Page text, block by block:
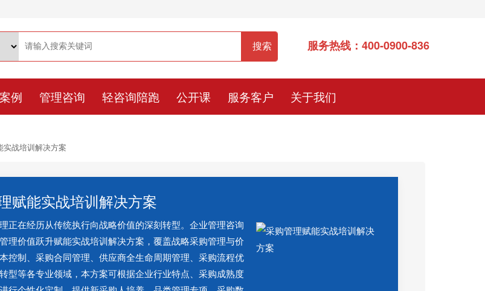
服务热线：400-0900-836
例 管理咨询 轻咨询陪跑 公开课 服务客户 关于我们
实战培训解决方案
赋能实战培训解决方案
正在经历从传统执行向战略价值的深刻转型。企业管理咨询
理价值跃升赋能实战培训解决方案，覆盖战略采购管理与价
控制、采购合同管理、供应商全生命周期管理、采购流程优
型等各专业领域，本方案可根据企业行业特点、采购成熟度